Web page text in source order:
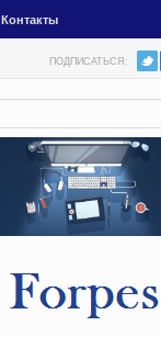
Контакты
ПОДПИСАТЬСЯ: